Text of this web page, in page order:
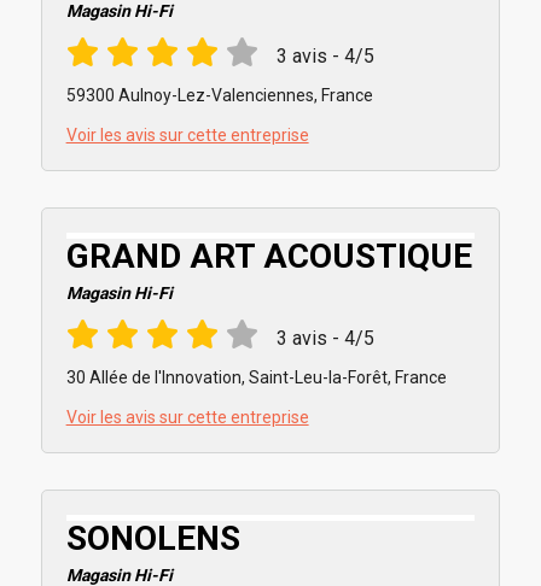
Magasin Hi-Fi
3 avis - 4/5
59300 Aulnoy-Lez-Valenciennes, France
Voir les avis sur cette entreprise
GRAND ART ACOUSTIQUE
Magasin Hi-Fi
3 avis - 4/5
30 Allée de l'Innovation, Saint-Leu-la-Forêt, France
Voir les avis sur cette entreprise
SONOLENS
Magasin Hi-Fi